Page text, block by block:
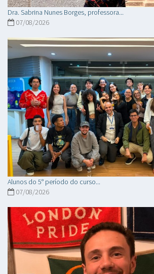
Dra. Sabrina Nunes Borges, professora...
07/08/2026
Alunos do 5° período do curso...
07/08/2026